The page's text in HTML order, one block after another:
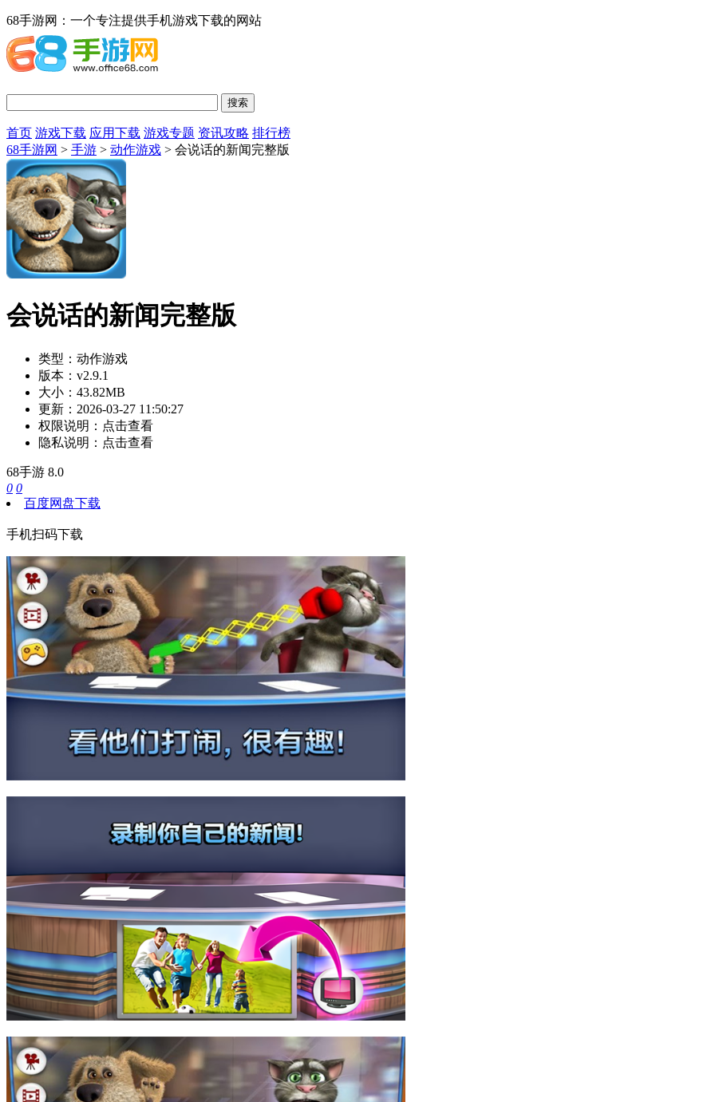
68手游网：一个专注提供手机游戏下载的网站
首页 游戏下载 应用下载 游戏专题 资讯攻略 排行榜
68手游网 > 手游 > 动作游戏 > 会说话的新闻完整版
会说话的新闻完整版
类型： 动作游戏
版本： v2.9.1
大小： 43.82MB
更新： 2026-03-27 11:50:27
权限说明： 点击查看
隐私说明： 点击查看
68手游 8.0
0 0
百度网盘下载
手机扫码下载